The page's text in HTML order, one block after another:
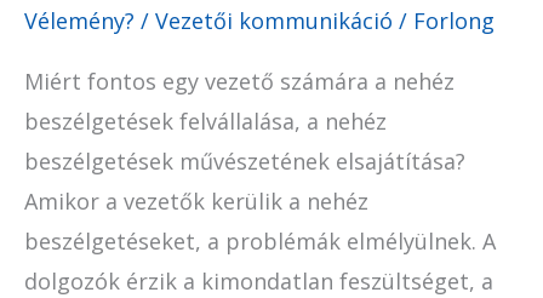
Vélemény? / Vezetői kommunikáció / Forlong
Miért fontos egy vezető számára a nehéz
beszélgetések felvállalása, a nehéz
beszélgetések művészetének elsajátítása?
Amikor a vezetők kerülik a nehéz
beszélgetéseket, a problémák elmélyülnek. A
dolgozók érzik a kimondatlan feszültséget, a